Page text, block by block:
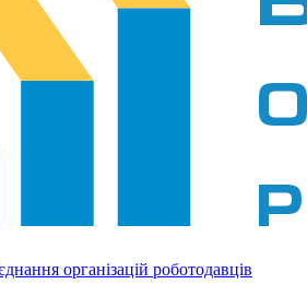
організацій роботодавців